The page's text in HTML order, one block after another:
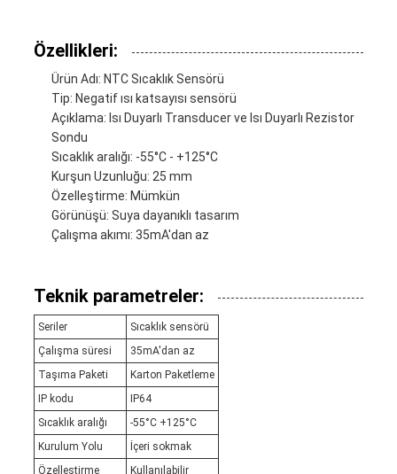
Özellikleri:
Ürün Adı: NTC Sıcaklık Sensörü
Tip: Negatif ısı katsayısı sensörü
Açıklama: Isı Duyarlı Transducer ve Isı Duyarlı Rezistor
Sondu
Sıcaklık aralığı: -55°C - +125°C
Kurşun Uzunluğu: 25 mm
Özelleştirme: Mümkün
Görünüşü: Suya dayanıklı tasarım
Çalışma akımı: 35mA'dan az
Teknik parametreler:
Seriler
Sıcaklık sensörü
Çalışma süresi
35mA'dan az
Taşıma Paketi
Karton Paketleme
IP kodu
IP64
Sıcaklık aralığı
-55°C +125°C
Kurulum Yolu
İçeri sokmak
Özelleştirme
Kullanılabilir